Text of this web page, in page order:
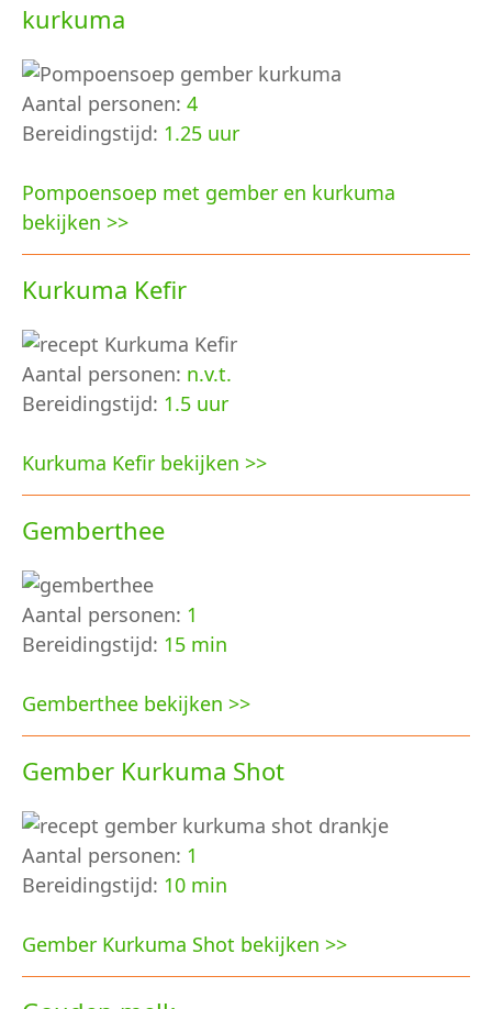
kurkuma
Aantal personen: 4
Bereidingstijd: 1.25 uur
Pompoensoep met gember en kurkuma
bekijken >>
Kurkuma Kefir
Aantal personen: n.v.t.
Bereidingstijd: 1.5 uur
Kurkuma Kefir bekijken >>
Gemberthee
Aantal personen: 1
Bereidingstijd: 15 min
Gemberthee bekijken >>
Gember Kurkuma Shot
Aantal personen: 1
Bereidingstijd: 10 min
Gember Kurkuma Shot bekijken >>